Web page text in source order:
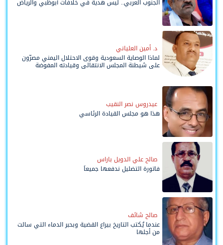
الجنوب العربي.. ليس هدية في خلافات أبوظبي والرياض
د. أمين العلياني
لماذا الوصاية السعودية وقوى الاحتلال اليمني مصرّون
على شيطنة المجلس الانتقالي وقيادته المفوضة
عيدروس نصر النقيب
هذا هو مجلس القيادة الرئاسي
صالح علي الدويل باراس
فاتورة التضليل ندفعها جميعاً
صالح شائف
عندما يُكتب التاريخ بيراع القضية وبحبر الدماء التي سالت
من أجلها